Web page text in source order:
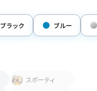
ブラック ブルー
スポーティ